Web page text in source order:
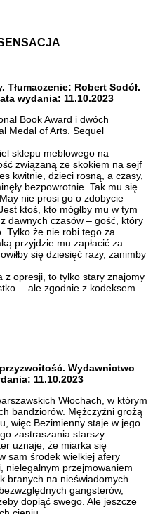
Tłumaczenie: Robert Sodół.
wydania: 11.10.2023
Book Award i dwóch
Medal of Arts. Sequel
sklepu meblowego na
związaną ze skokiem na sejf
kwitnie, dzieci rosną, a czasy,
bezpowrotnie. Tak mu się
nie prosi go o zdobycie
ktoś, kto mógłby mu w tym
dawnych czasów – gość, który
Tylko że nie robi tego za
przyjdzie mu zapłacić za
się dziesięć razy, zanimby
z opresji, to tylko stary znajomy
ale zgodnie z kodeksem
Wydawnictwo
11.10.2023
Włochach, w którym
bandziorów. Mężczyźni grożą
więc Bezimienny staje w jego
zastraszania starszy
uznaje, że miarka się
sam środek wielkiej afery
nielegalnym przejmowaniem
branych na nieświadomych
gangsterów,
dopiąć swego. Ale jeszcze